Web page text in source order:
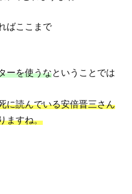
ばここまで
ーを使うなということでは
に読んでいる安倍晋三さん
ますね。